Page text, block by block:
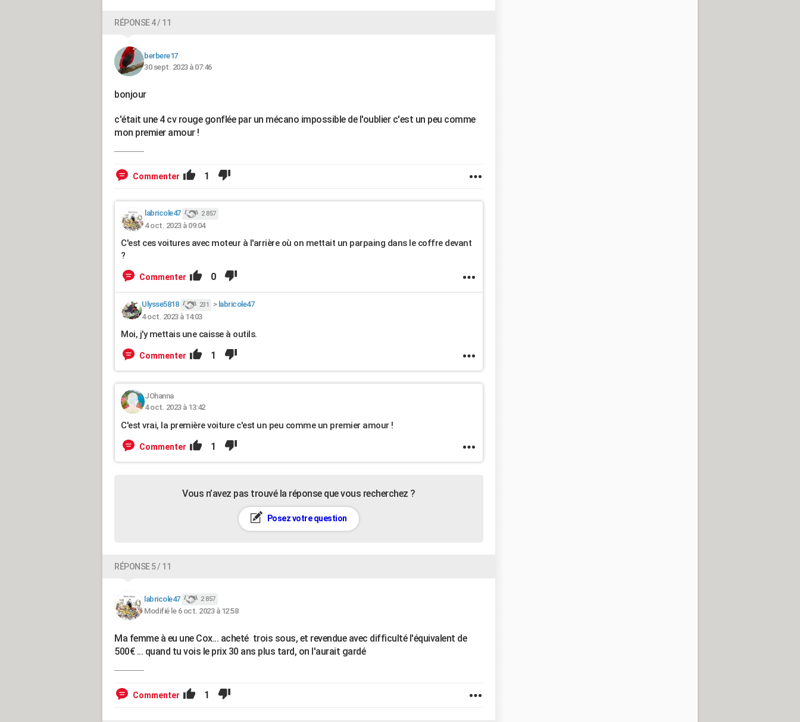
RÉPONSE 4 / 11
berbere17
30 sept. 2023 à 07:46
bonjour
c'était une 4 cv rouge gonflée par un mécano impossible de l'oublier c'est un peu comme
mon premier amour !
Commenter 1
labricole47 2 857
4 oct. 2023 à 09:04
C'est ces voitures avec moteur à l'arrière où on mettait un parpaing dans le coffre devant
?
Commenter 0
Ulysse5818 231 > labricole47
4 oct. 2023 à 14:03
Moi, j'y mettais une caisse à outils.
Commenter 1
JOhanna
4 oct. 2023 à 13:42
C'est vrai, la première voiture c'est un peu comme un premier amour !
Commenter 1
Vous n’avez pas trouvé la réponse que vous recherchez ?
Posez votre question
RÉPONSE 5 / 11
labricole47 2 857
Modifié le 6 oct. 2023 à 12:58
Ma femme à eu une Cox... acheté trois sous, et revendue avec difficulté l'équivalent de
500€ ... quand tu vois le prix 30 ans plus tard, on l'aurait gardé
Commenter 1